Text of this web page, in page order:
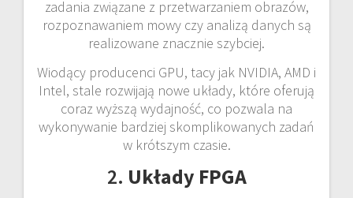
zadania związane z przetwarzaniem obrazów,
rozpoznawaniem mowy czy analizą danych są
realizowane znacznie szybciej.
Wiodący producenci GPU, tacy jak NVIDIA, AMD i
Intel, stale rozwijają nowe układy, które oferują
coraz wyższą wydajność, co pozwala na
wykonywanie bardziej skomplikowanych zadań
w krótszym czasie.
2. Układy FPGA